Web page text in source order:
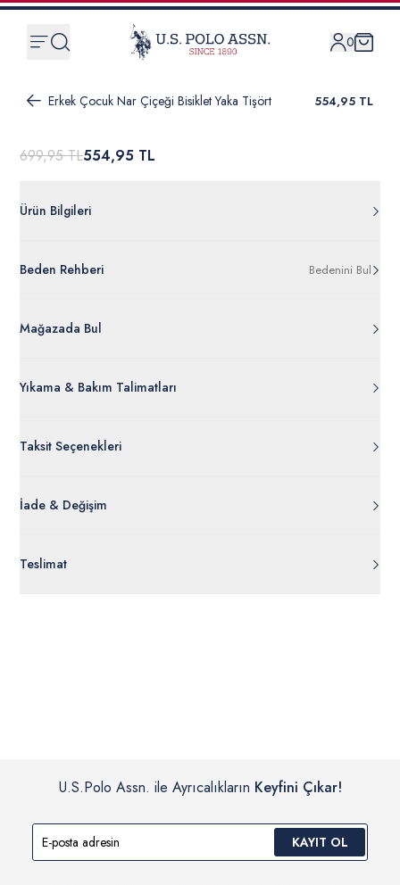
0
Erkek Çocuk Nar Çiçeği Bisiklet Yaka Tişört 554,95 TL
699,95 TL554,95 TL
Ürün Bilgileri
%100 Pamuk
Ürün Bilgileri Ayrıntılarını Görüntüle
Beden Rehberi Bedenini Bul
Mağazada Bul
Yıkama & Bakım Talimatları
Taksit Seçenekleri
İade & Değişim
açılmamış ürünlerde
Teslimat
U.S.Polo Assn. ile Ayrıcalıkların Keyfini Çıkar!
KAYIT OL